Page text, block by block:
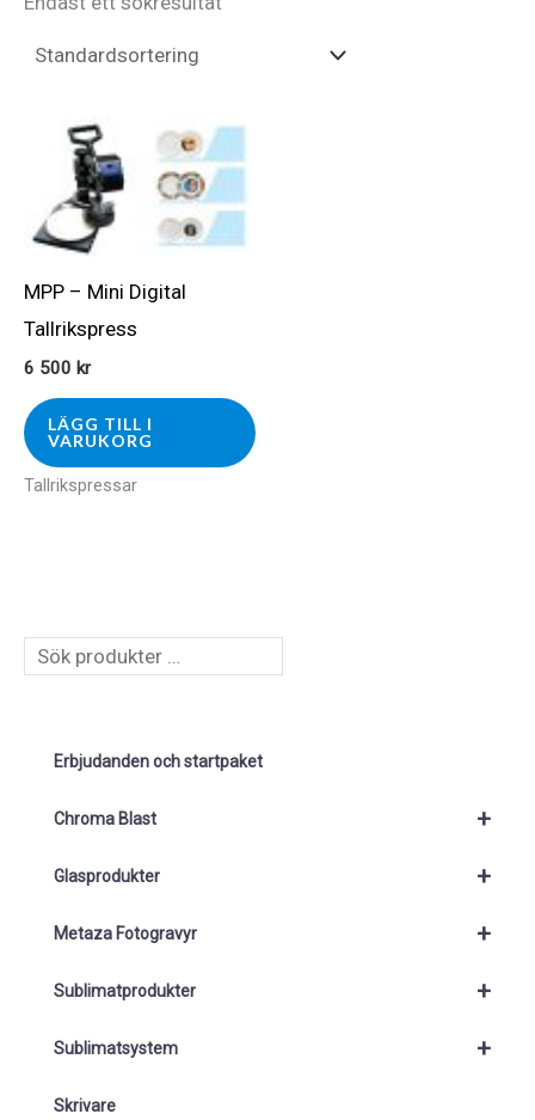
MPP – Mini Digital
Tallrikspress
6 500 kr
LÄGG TILL I
VARUKORG
Tallrikspressar
Erbjudanden och startpaket
+
Chroma Blast
+
Glasprodukter
+
Metaza Fotogravyr
+
Sublimatprodukter
+
Sublimatsystem
Skrivare